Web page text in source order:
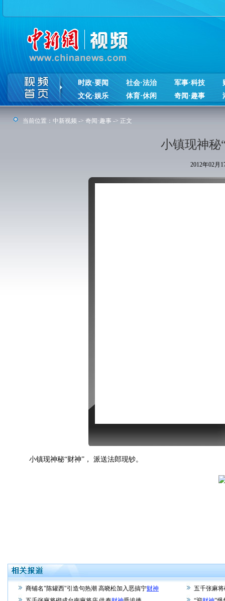
时政·要闻 社会·法治 军事·科技
文化·娱乐
体育·休闲 奇闻·趣事
当前位置： 中新视频 -> 奇闻·趣事 -> 正文
小镇现神秘
2012年02月
小镇现神秘“财神”， 派送法郎现钞。
商铺名"陈罐西"引造句热潮 高晓松加入恶搞宁财神
五千张麻